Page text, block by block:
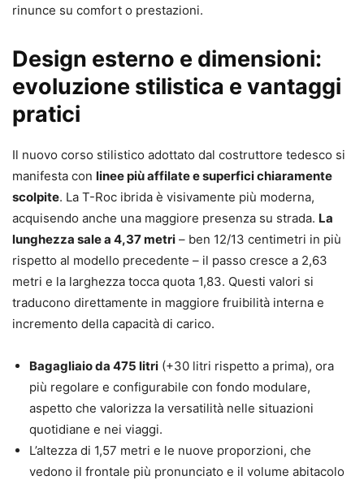
rinunce su comfort o prestazioni.
Design esterno e dimensioni:
evoluzione stilistica e vantaggi
pratici
Il nuovo corso stilistico adottato dal costruttore tedesco si
manifesta con linee più affilate e superfici chiaramente
scolpite. La T-Roc ibrida è visivamente più moderna,
acquisendo anche una maggiore presenza su strada. La
lunghezza sale a 4,37 metri – ben 12/13 centimetri in più
rispetto al modello precedente – il passo cresce a 2,63
metri e la larghezza tocca quota 1,83. Questi valori si
traducono direttamente in maggiore fruibilità interna e
incremento della capacità di carico.
Bagagliaio da 475 litri (+30 litri rispetto a prima), ora
più regolare e configurabile con fondo modulare,
aspetto che valorizza la versatilità nelle situazioni
quotidiane e nei viaggi.
L’altezza di 1,57 metri e le nuove proporzioni, che
vedono il frontale più pronunciato e il volume abitacolo